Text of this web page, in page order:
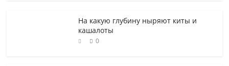
На какую глубину ныряют киты и
кашалоты
0